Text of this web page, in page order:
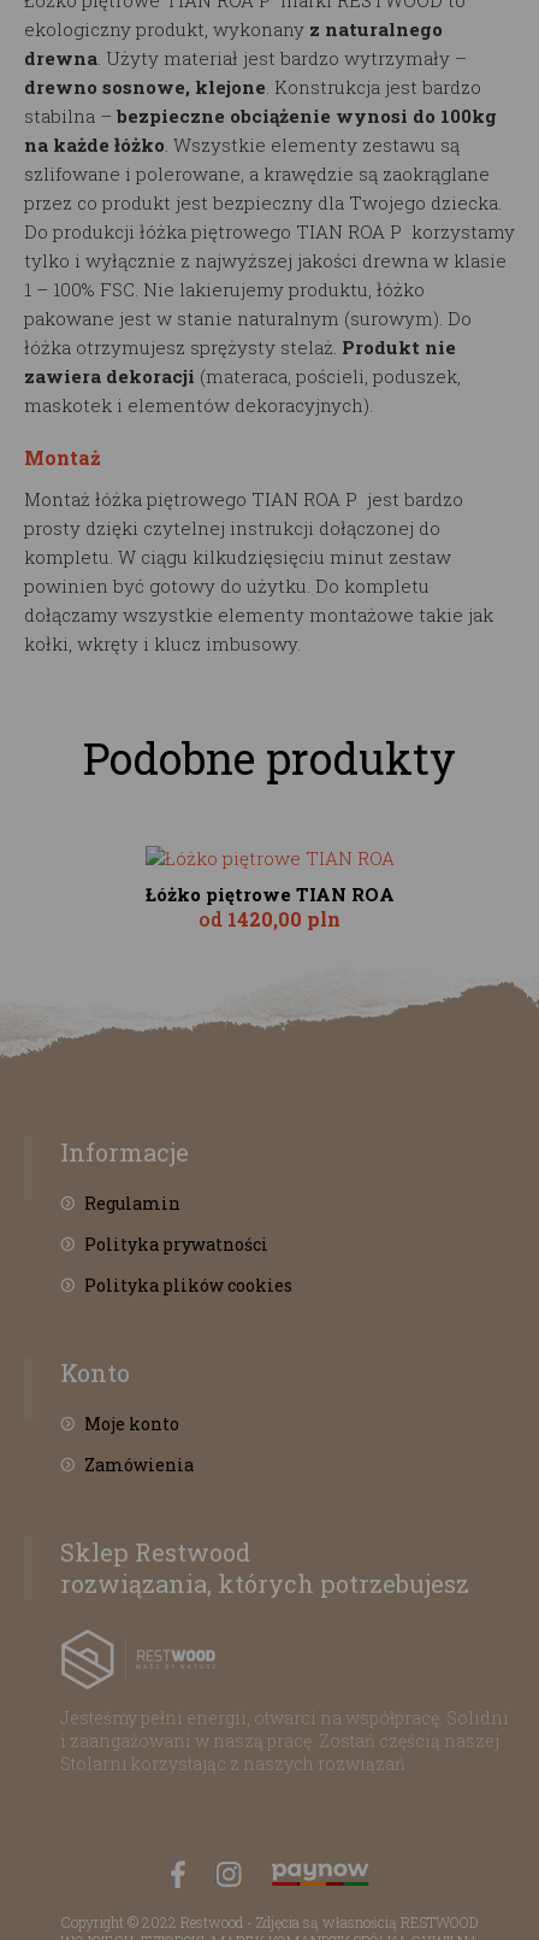
ekologiczny produkt, wykonany z naturalnego
drewna. Użyty materiał jest bardzo wytrzymały –
drewno sosnowe, klejone. Konstrukcja jest bardzo
stabilna – bezpieczne obciążenie wynosi do 100kg
na każde łóżko. Wszystkie elementy zestawu są
szlifowane i polerowane, a krawędzie są zaokrąglane
przez co produkt jest bezpieczny dla Twojego dziecka.
Do produkcji łóżka piętrowego TIAN ROA P korzystamy
tylko i wyłącznie z najwyższej jakości drewna w klasie
1 – 100% FSC. Nie lakierujemy produktu, łóżko
pakowane jest w stanie naturalnym (surowym). Do
łóżka otrzymujesz sprężysty stelaż. Produkt nie
zawiera dekoracji (materaca, pościeli, poduszek,
maskotek i elementów dekoracyjnych).
Montaż
Montaż łóżka piętrowego TIAN ROA P jest bardzo
prosty dzięki czytelnej instrukcji dołączonej do
kompletu. W ciągu kilkudzięsięciu minut zestaw
powinien być gotowy do użytku. Do kompletu
dołączamy wszystkie elementy montażowe takie jak
kołki, wkręty i klucz imbusowy.
Podobne produkty
Łóżko piętrowe TIAN ROA
od 1420,00 pln
Informacje
Regulamin
Polityka prywatności
Polityka plików cookies
Konto
Moje konto
Zamówienia
Sklep Restwood
rozwiązania, których potrzebujesz
Jesteśmy pełni energii, otwarci na współpracę. Solidni
i zaangażowani w naszą pracę. Zostań częścią naszej
Stolarni korzystając z naszych rozwiązań
Copyright © 2022 Restwood - Zdjęcia są własnością RESTWOOD